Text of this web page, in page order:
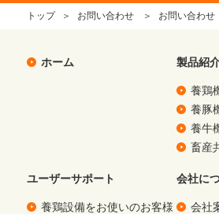
トップ お問い合わせ お問い合わせ
ホーム 製品紹
養鶏
養豚
養牛
畜産
ユーザーサポート
養鶏設備をお使いのお客様
会社に
会社